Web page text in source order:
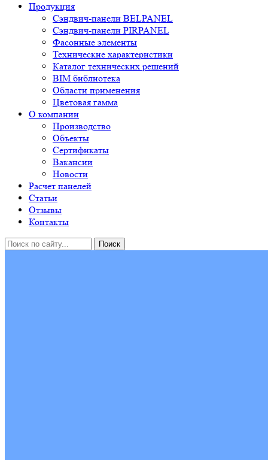
Продукция
Сэндвич-панели BELPANEL
Сэндвич-панели PIRPANEL
Фасонные элементы
Технические характеристики
Каталог технических решений
BIM библиотека
Области применения
Цветовая гамма
О компании
Производство
Объекты
Сертификаты
Вакансии
Новости
Расчет панелей
Статьи
Отзывы
Контакты